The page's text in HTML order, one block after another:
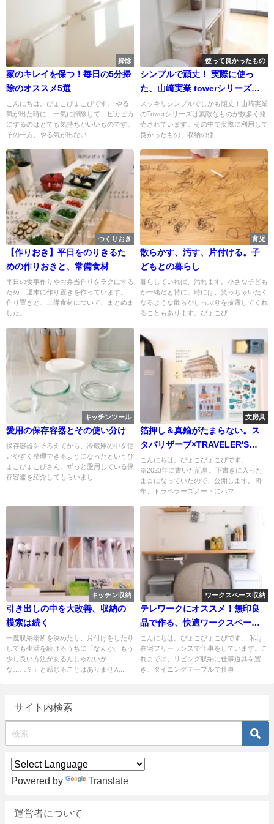
掃除
家のキレイを保つ！毎日の5分掃
除のオススメ5選
こんにちは。ぴょこぴょこぴです。 やる
気が出た時に、一気に掃除して、ピカピカ
にするのはとても気持ちがいいものです。
その一方、やる気が出ない...
使って良かったもの
シンプルで頑丈！ 実際に使っ
た、山崎実業 towerシリーズの
おすすめグッズ38選
スッキリシンプルでしかも頑丈！山崎実業
のTowerシリーズは素敵なものが数多く発
売されています。その中で実際に利用して
良かったもの、収納の使...
つくりおき
【作りおき】平日をのりきるた
めの作りおきと、常備食材
平日の食事作りやお弁当作りをラクにする
ため、週末に作り置きを作っています。
作り置きと、上備食材について、まとめま
した。...
育児
散らかす、汚す、片付ける。子
どもとの暮らし
暮らしていれば、汚れます。小さな子ども
が一緒だと特に。時には、笑っちゃいたく
なるような散らかしっぷりを披露してくれ
ることもあります。ぴょこぴ...
キッチンツール
愛用の保存容器とその使い分け
保存容器をそろえてから、冷蔵庫の中を使
いやすく整理できるようになったというぴ
ょこぴょこぴさん。ずっと愛用している保
存容器を紹介してもらいまし...
文房具
箔押し＆真鍮がたまらない。ス
タバリザーブ×TRAVELER'S
COMPANYのコラボ商品
こんにちは。ぴょこぴょこぴです。
※2023年に書いた記事。下書きに入った
ままになっていたので、公開します。 昨
年、トラベラーズノートにハマ...
キッチン収納
引き出しの中を大改善、収納の
模索は続く
一度収納場所を決めたり、片付けをしたり
しても生活を続けるうちに「なんか、もう
少し良い方法があるんじゃないか
な……？」と感じることはありません...
ワークスペース収納
テレワークにオススメ！無印良
品で作る、快適ワークスペース
収納
こんにちは。ぴょこぴょこぴです。 私は
在宅フリーランスで仕事をしています。こ
れまでは、リビング収納に仕事道具を置
き、ダイニングテーブルで仕事...
サイト内検索
Powered by Translate
運営者について